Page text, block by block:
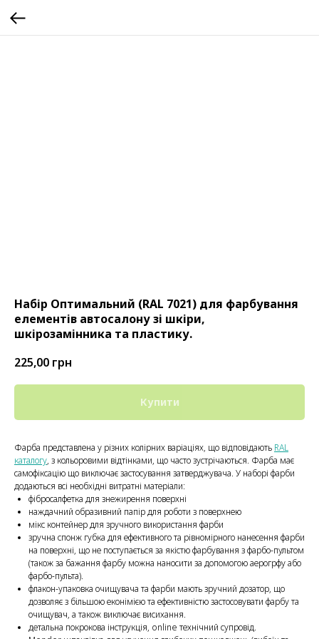
Набір Оптимальний (RAL 7021) для фарбування
елементів автосалону зі шкіри,
шкірозамінника та пластику.
225,00 грн
Купити
Фарба представлена у різних колірних варіаціях, що відповідають RAL
каталогу, з кольоровими відтінками, що часто зустрічаються. Фарба має
самофіксацію що виключає застосування затверджувача. У наборі фарби
додаються всі необхідні витратні матеріали:
фібросалфетка для знежирення поверхні
наждачний образивний папір для роботи з поверхнею
мікс контейнер для зручного використання фарби
зручна спонж губка для ефективного та рівномірного нанесення фарби
на поверхні, що не поступається за якістю фарбування з фарбо-пультом
(також за бажання фарбу можна наносити за допомогою аерогрфу або
фарбо-пульта).
флакон-упаковка очищувача та фарби мають зручний дозатор, що
дозволяє з більшою еконімією та ефективністю застосовувати фарбу та
очищувач, а також виключає висихання.
детальна покрокова інструкція, online технічний супровід.